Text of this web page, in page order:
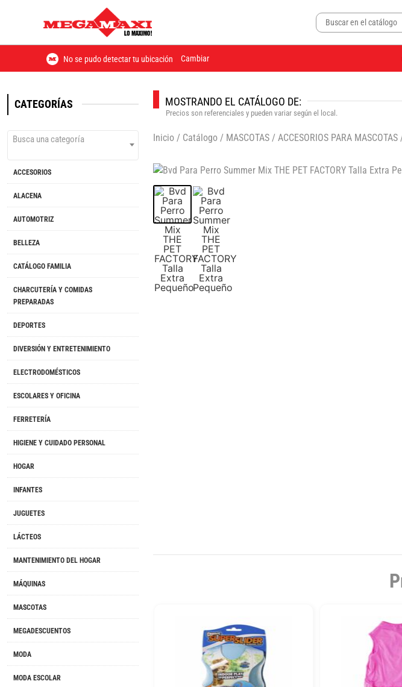
No se pudo detectar tu ubicación Cambiar
CATEGORÍAS
Busca una categoría
ACCESORIOS
ALACENA
AUTOMOTRIZ
BELLEZA
CATÁLOGO FAMILIA
CHARCUTERÍA Y COMIDAS
PREPARADAS
DEPORTES
DIVERSIÓN Y ENTRETENIMIENTO
ELECTRODOMÉSTICOS
ESCOLARES Y OFICINA
FERRETERÍA
HIGIENE Y CUIDADO PERSONAL
HOGAR
INFANTES
JUGUETES
LÁCTEOS
MANTENIMIENTO DEL HOGAR
MÁQUINAS
MASCOTAS
MEGADESCUENTOS
MODA
MODA ESCOLAR
MOSTRANDO EL CATÁLOGO DE:
Precios son referenciales y pueden variar según el local.
Inicio / Catálogo / MASCOTAS / ACCESORIOS PARA MASCOTAS